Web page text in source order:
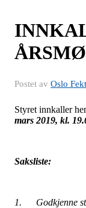
Postet av Oslo
Styret innkaller
mars 2019, kl.
Saksliste:
1. Godkjenne